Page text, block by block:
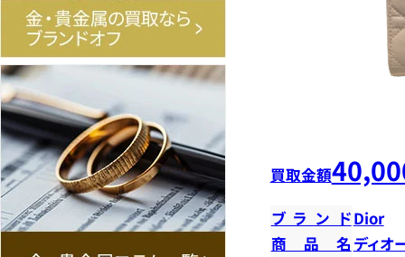
買取金額
ブランドDior
商品名 ディ